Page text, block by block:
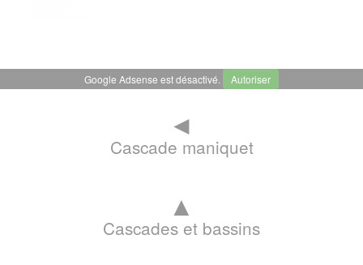
Google Adsense est désactivé. Autoriser
◄
Cascade maniquet
▲
Cascades et bassins